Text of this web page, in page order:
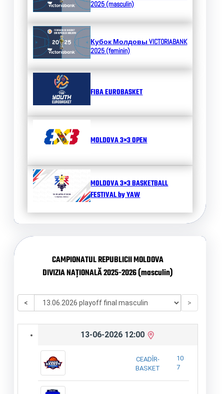
2025 (masculin)
Кубок МолдовыVICTORIABANK
2025 (feminin)
FIBA EUROBASKET
MOLDOVA 3×3 OPEN
MOLDOVA 3×3 BASKETBALL
FESTIVAL by YAW
CAMPIONATUL REPUBLICII MOLDOVA
DIVIZIA NAȚIONALĂ 2025-2026 (masculin)
< >
13-06-2026 12:00
CEADÎR-
BASKET
10
7